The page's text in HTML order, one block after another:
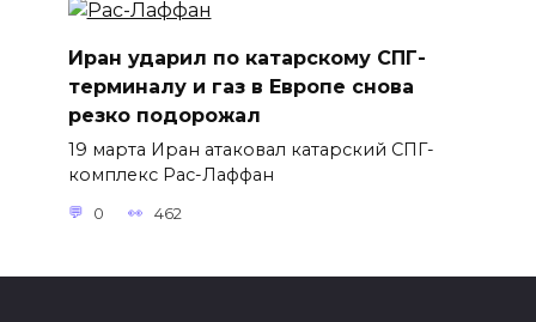
Иран ударил по катарскому СПГ-
терминалу и газ в Европе снова
резко подорожал
19 марта Иран атаковал катарский СПГ-
комплекс Рас-Лаффан
0 462